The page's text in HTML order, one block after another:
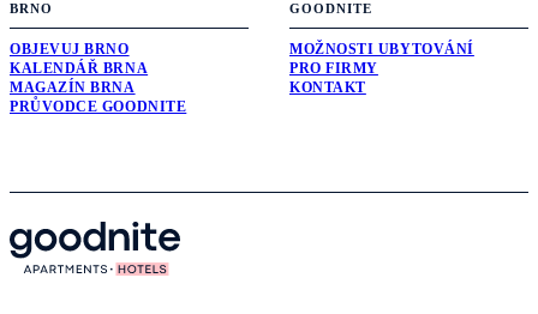
BRNO
OBJEVUJ BRNO
KALENDÁŘ BRNA
MAGAZÍN BRNA
PRŮVODCE GOODNITE
GOODNITE
MOŽNOSTI UBYTOVÁNÍ
PRO FIRMY
KONTAKT